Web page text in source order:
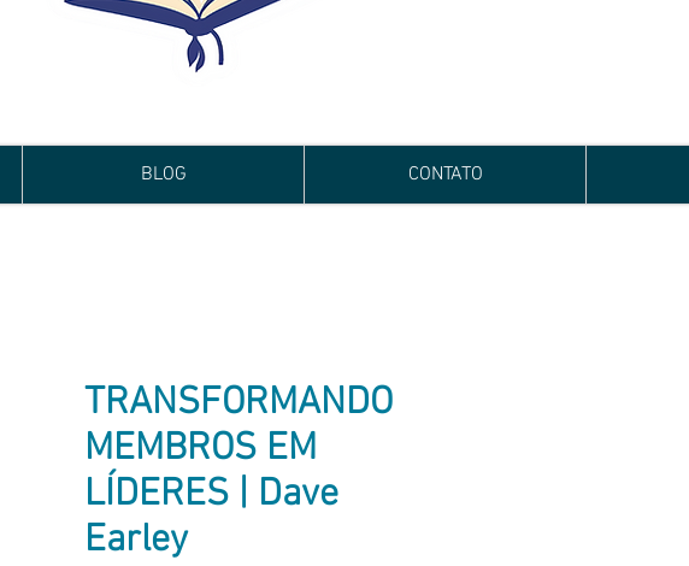
BLOG CONTATO
TRANSFORMANDO
MEMBROS EM
LÍDERES | Dave
Earley